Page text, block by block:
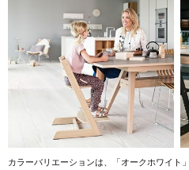
カラーバリエーションは、「オークホワイト